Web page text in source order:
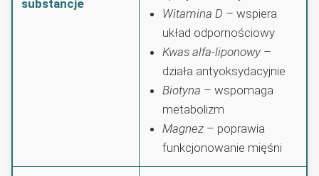
substancje
Witamina D – wspiera
układ odpornościowy
Kwas alfa-liponowy –
działa antyoksydacyjnie
Biotyna – wspomaga
metabolizm
Magnez – poprawia
funkcjonowanie mięśni